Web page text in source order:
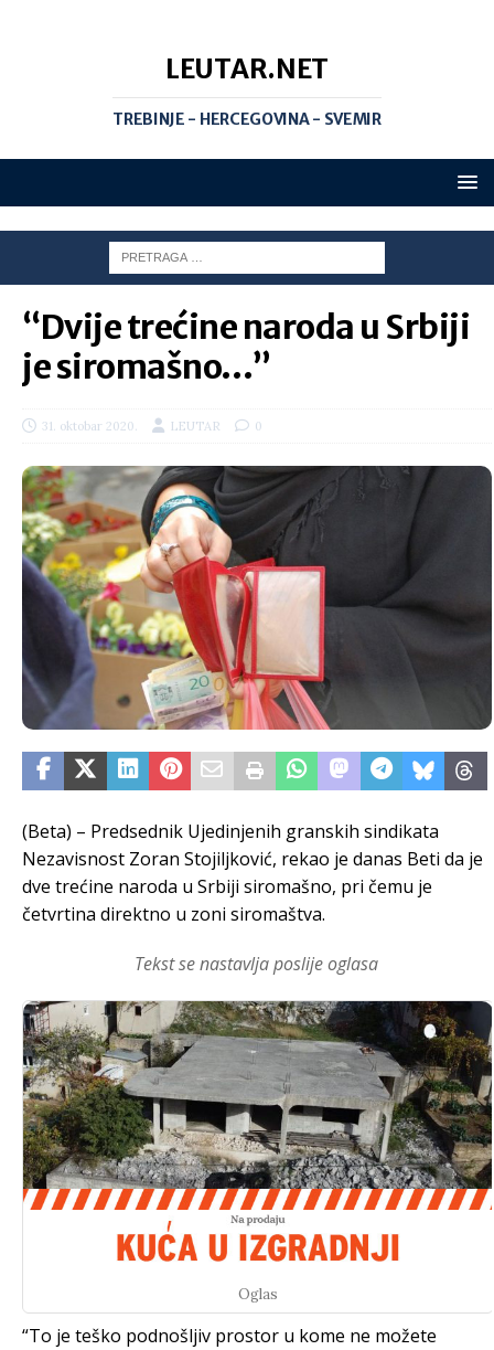
LEUTAR.NET
TREBINJE - HERCEGOVINA - SVEMIR
“Dvije trećine naroda u Srbiji
je siromašno…”
31. oktobar 2020. LEUTAR 0
(Beta) – Predsednik Ujedinjenih granskih sindikata
Nezavisnost Zoran Stojiljković, rekao je danas Beti da je
dve trećine naroda u Srbiji siromašno, pri čemu je
četvrtina direktno u zoni siromaštva.
Tekst se nastavlja poslije oglasa
Oglas
“To je teško podnošljiv prostor u kome ne možete